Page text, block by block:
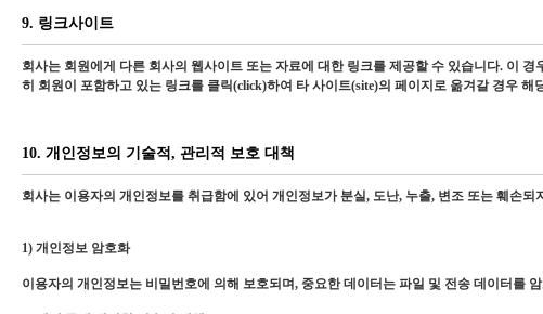
9. 링크사이트
회사는 회원에게 다른 회사의 웹사이트 또는 자료에 대한 링크를 제공할 수 있습니다. 이
히 회원이 포함하고 있는 링크를 클릭(click)하여 타 사이트(site)의 페이지로 옮겨갈 경우
10. 개인정보의 기술적, 관리적 보호 대책
회사는 이용자의 개인정보를 취급함에 있어 개인정보가 분실, 도난, 누출, 변조 또는 훼손
1) 개인정보 암호화
이용자의 개인정보는 비밀번호에 의해 보호되며, 중요한 데이터는 파일 및 전송 데이터를